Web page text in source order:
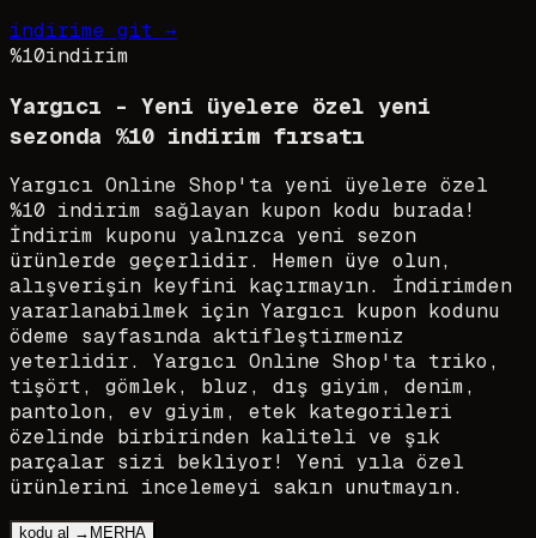
indirime git →
%10indirim
Yargıcı - Yeni üyelere özel yeni
sezonda %10 indirim fırsatı
Yargıcı Online Shop'ta yeni üyelere özel
%10 indirim sağlayan kupon kodu burada!
İndirim kuponu yalnızca yeni sezon
ürünlerde geçerlidir. Hemen üye olun,
alışverişin keyfini kaçırmayın. İndirimden
yararlanabilmek için Yargıcı kupon kodunu
ödeme sayfasında aktifleştirmeniz
yeterlidir. Yargıcı Online Shop'ta triko,
tişört, gömlek, bluz, dış giyim, denim,
pantolon, ev giyim, etek kategorileri
özelinde birbirinden kaliteli ve şık
parçalar sizi bekliyor! Yeni yıla özel
ürünlerini incelemeyi sakın unutmayın.
kodu al → MERHA